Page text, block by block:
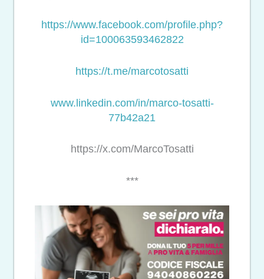
https://www.facebook.com/profile.php?
id=100063593462822
https://t.me/marcotosatti
www.linkedin.com/in/marco-tosatti-
77b42a21
https://x.com/MarcoTosatti
***